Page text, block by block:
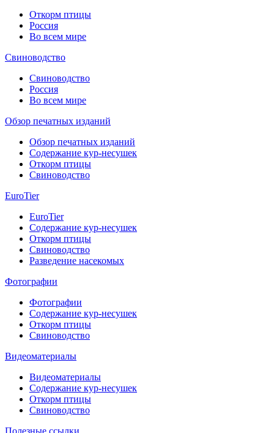
Откорм птицы
Россия
Во всем мире
Свиноводство
Свиноводство
Россия
Во всем мире
Обзор печатных изданий
Обзор печатных изданий
Содержание кур-несушек
Откорм птицы
Свиноводство
EuroTier
EuroTier
Содержание кур-несушек
Откорм птицы
Свиноводство
Разведение насекомых
Фотографии
Фотографии
Содержание кур-несушек
Откорм птицы
Свиноводство
Видеоматериалы
Видеоматериалы
Содержание кур-несушек
Откорм птицы
Свиноводство
Полезные ссылки